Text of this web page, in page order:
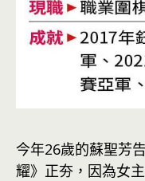
今年26歲的蘇聖芳
耀》正夯，因為女